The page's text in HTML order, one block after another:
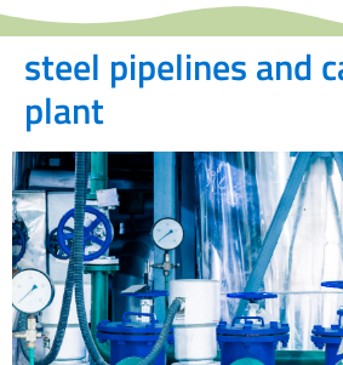
steel pipelines and
plant